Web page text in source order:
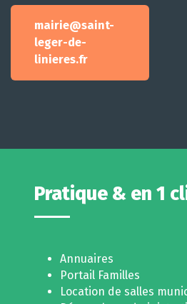
mairie@saint-
leger-de-
linieres.fr
Pratique & en 1
Annuaires
Portail Familles
Location de salles